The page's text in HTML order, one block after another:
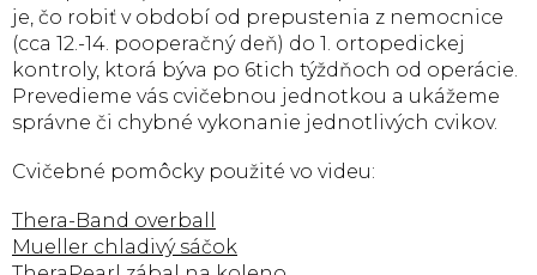
je, čo robiť v období od prepustenia z nemocnice
(cca 12.-14. pooperačný deň) do 1. ortopedickej
kontroly, ktorá býva po 6tich týždňoch od operácie.
Prevedieme vás cvičebnou jednotkou a ukážeme
správne či chybné vykonanie jednotlivých cvikov.
Cvičebné pomôcky použité vo videu:
Thera-Band overball
Mueller chladivý sáčok